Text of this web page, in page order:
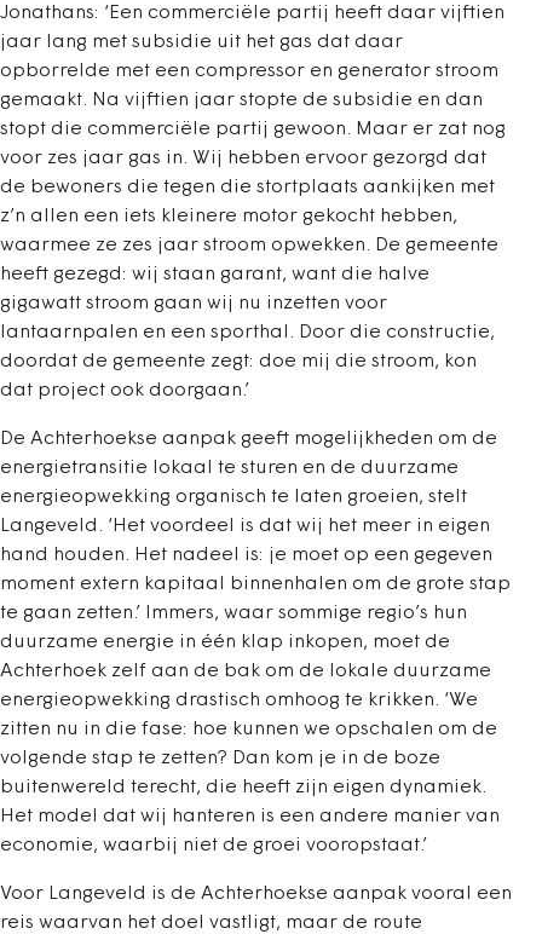
Jonathans: ‘Een commerciële partij heeft daar vijftien
jaar lang met subsidie uit het gas dat daar
opborrelde met een compressor en generator stroom
gemaakt. Na vijftien jaar stopte de subsidie en dan
stopt die commerciële partij gewoon. Maar er zat nog
voor zes jaar gas in. Wij hebben ervoor gezorgd dat
de bewoners die tegen die stortplaats aankijken met
z’n allen een iets kleinere motor gekocht hebben,
waarmee ze zes jaar stroom opwekken. De gemeente
heeft gezegd: wij staan garant, want die halve
gigawatt stroom gaan wij nu inzetten voor
lantaarnpalen en een sporthal. Door die constructie,
doordat de gemeente zegt: doe mij die stroom, kon
dat project ook doorgaan.’
De Achterhoekse aanpak geeft mogelijkheden om de
energietransitie lokaal te sturen en de duurzame
energieopwekking organisch te laten groeien, stelt
Langeveld. ‘Het voordeel is dat wij het meer in eigen
hand houden. Het nadeel is: je moet op een gegeven
moment extern kapitaal binnenhalen om de grote stap
te gaan zetten.’ Immers, waar sommige regio’s hun
duurzame energie in één klap inkopen, moet de
Achterhoek zelf aan de bak om de lokale duurzame
energieopwekking drastisch omhoog te krikken. ‘We
zitten nu in die fase: hoe kunnen we opschalen om de
volgende stap te zetten? Dan kom je in de boze
buitenwereld terecht, die heeft zijn eigen dynamiek.
Het model dat wij hanteren is een andere manier van
economie, waarbij niet de groei vooropstaat.’
Voor Langeveld is de Achterhoekse aanpak vooral een
reis waarvan het doel vastligt, maar de route